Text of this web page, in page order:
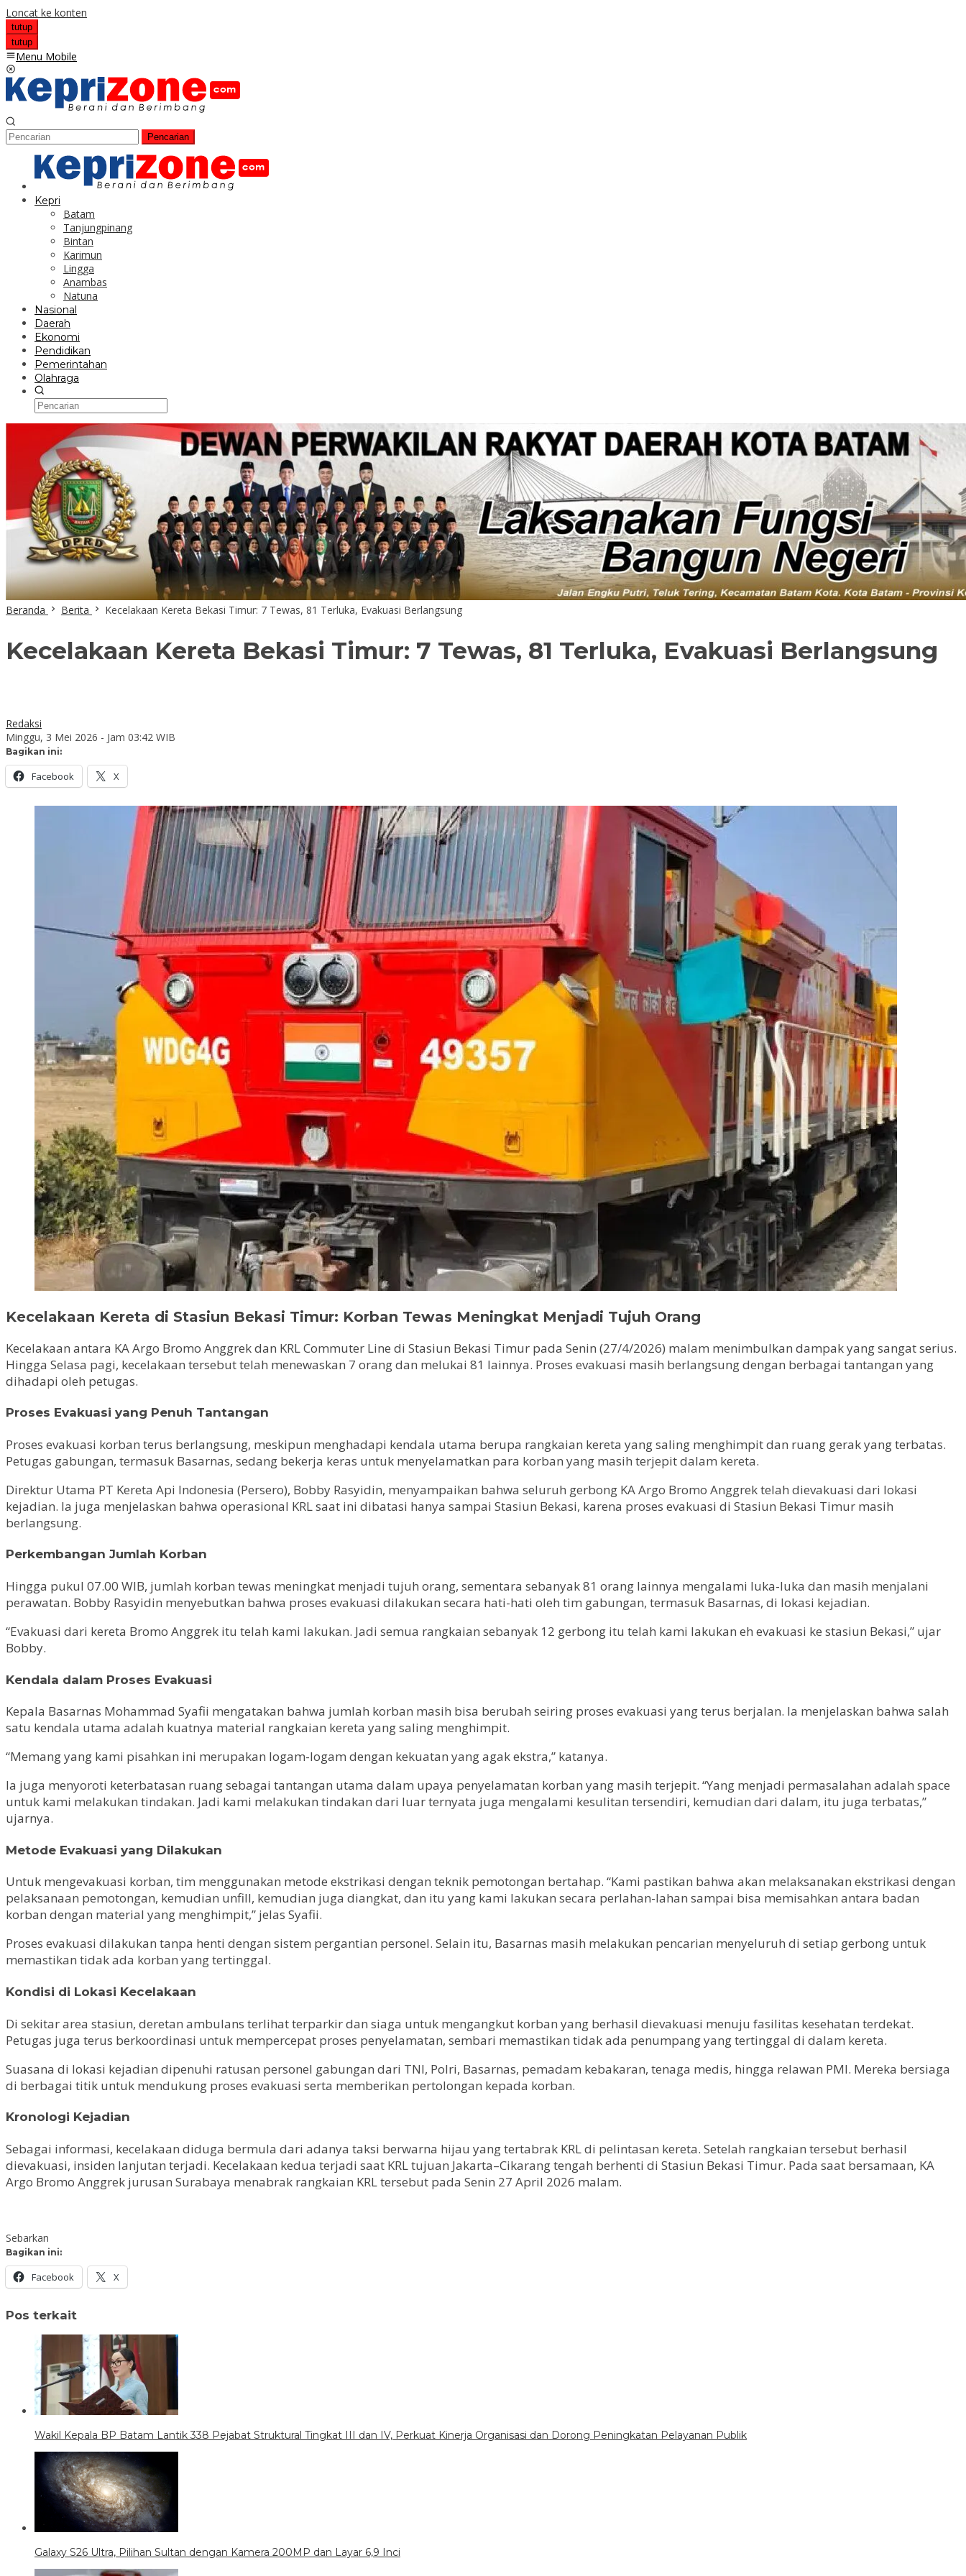
Loncat ke konten
tutup
tutup
Menu Mobile
Pencarian
Kepri
Batam
Tanjungpinang
Bintan
Karimun
Lingga
Anambas
Natuna
Nasional
Daerah
Ekonomi
Pendidikan
Pemerintahan
Olahraga
Beranda Berita Kecelakaan Kereta Bekasi Timur: 7 Tewas, 81 Terluka, Evakuasi Berlangsung
Kecelakaan Kereta Bekasi Timur: 7 Tewas, 81 Terluka, Evakuasi Berlangsung
Redaksi
Minggu, 3 Mei 2026 - Jam 03:42 WIB
Bagikan ini:
Facebook X
Kecelakaan Kereta di Stasiun Bekasi Timur: Korban Tewas Meningkat Menjadi Tujuh Orang
Kecelakaan antara KA Argo Bromo Anggrek dan KRL Commuter Line di Stasiun Bekasi Timur pada Senin (27/4/2026) malam menimbulkan dampak yang sangat serius.
Hingga Selasa pagi, kecelakaan tersebut telah menewaskan 7 orang dan melukai 81 lainnya. Proses evakuasi masih berlangsung dengan berbagai tantangan yang
dihadapi oleh petugas.
Proses Evakuasi yang Penuh Tantangan
Proses evakuasi korban terus berlangsung, meskipun menghadapi kendala utama berupa rangkaian kereta yang saling menghimpit dan ruang gerak yang terbatas.
Petugas gabungan, termasuk Basarnas, sedang bekerja keras untuk menyelamatkan para korban yang masih terjepit dalam kereta.
Direktur Utama PT Kereta Api Indonesia (Persero), Bobby Rasyidin, menyampaikan bahwa seluruh gerbong KA Argo Bromo Anggrek telah dievakuasi dari lokasi
kejadian. Ia juga menjelaskan bahwa operasional KRL saat ini dibatasi hanya sampai Stasiun Bekasi, karena proses evakuasi di Stasiun Bekasi Timur masih
berlangsung.
Perkembangan Jumlah Korban
Hingga pukul 07.00 WIB, jumlah korban tewas meningkat menjadi tujuh orang, sementara sebanyak 81 orang lainnya mengalami luka-luka dan masih menjalani
perawatan. Bobby Rasyidin menyebutkan bahwa proses evakuasi dilakukan secara hati-hati oleh tim gabungan, termasuk Basarnas, di lokasi kejadian.
“Evakuasi dari kereta Bromo Anggrek itu telah kami lakukan. Jadi semua rangkaian sebanyak 12 gerbong itu telah kami lakukan eh evakuasi ke stasiun Bekasi,” ujar
Bobby.
Kendala dalam Proses Evakuasi
Kepala Basarnas Mohammad Syafii mengatakan bahwa jumlah korban masih bisa berubah seiring proses evakuasi yang terus berjalan. Ia menjelaskan bahwa salah
satu kendala utama adalah kuatnya material rangkaian kereta yang saling menghimpit.
“Memang yang kami pisahkan ini merupakan logam-logam dengan kekuatan yang agak ekstra,” katanya.
Ia juga menyoroti keterbatasan ruang sebagai tantangan utama dalam upaya penyelamatan korban yang masih terjepit. “Yang menjadi permasalahan adalah space
untuk kami melakukan tindakan. Jadi kami melakukan tindakan dari luar ternyata juga mengalami kesulitan tersendiri, kemudian dari dalam, itu juga terbatas,”
ujarnya.
Metode Evakuasi yang Dilakukan
Untuk mengevakuasi korban, tim menggunakan metode ekstrikasi dengan teknik pemotongan bertahap. “Kami pastikan bahwa akan melaksanakan ekstrikasi dengan
pelaksanaan pemotongan, kemudian unfill, kemudian juga diangkat, dan itu yang kami lakukan secara perlahan-lahan sampai bisa memisahkan antara badan
korban dengan material yang menghimpit,” jelas Syafii.
Proses evakuasi dilakukan tanpa henti dengan sistem pergantian personel. Selain itu, Basarnas masih melakukan pencarian menyeluruh di setiap gerbong untuk
memastikan tidak ada korban yang tertinggal.
Kondisi di Lokasi Kecelakaan
Di sekitar area stasiun, deretan ambulans terlihat terparkir dan siaga untuk mengangkut korban yang berhasil dievakuasi menuju fasilitas kesehatan terdekat.
Petugas juga terus berkoordinasi untuk mempercepat proses penyelamatan, sembari memastikan tidak ada penumpang yang tertinggal di dalam kereta.
Suasana di lokasi kejadian dipenuhi ratusan personel gabungan dari TNI, Polri, Basarnas, pemadam kebakaran, tenaga medis, hingga relawan PMI. Mereka bersiaga
di berbagai titik untuk mendukung proses evakuasi serta memberikan pertolongan kepada korban.
Kronologi Kejadian
Sebagai informasi, kecelakaan diduga bermula dari adanya taksi berwarna hijau yang tertabrak KRL di pelintasan kereta. Setelah rangkaian tersebut berhasil
dievakuasi, insiden lanjutan terjadi. Kecelakaan kedua terjadi saat KRL tujuan Jakarta–Cikarang tengah berhenti di Stasiun Bekasi Timur. Pada saat bersamaan, KA
Argo Bromo Anggrek jurusan Surabaya menabrak rangkaian KRL tersebut pada Senin 27 April 2026 malam.
Sebarkan
Bagikan ini:
Facebook X
Pos terkait
Wakil Kepala BP Batam Lantik 338 Pejabat Struktural Tingkat III dan IV, Perkuat Kinerja Organisasi dan Dorong Peningkatan Pelayanan Publik
Galaxy S26 Ultra, Pilihan Sultan dengan Kamera 200MP dan Layar 6,9 Inci